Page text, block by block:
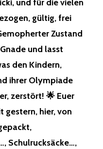
und für die vielen
gültig, frei
Zustand
und lasst
den Kindern,
ihrer Olympiade
zerstört! 🌟 Euer
gestern, hier, von
Schulrucksäcke…,